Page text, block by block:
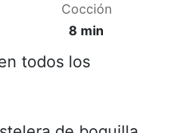
Cocción
8 min
todos los